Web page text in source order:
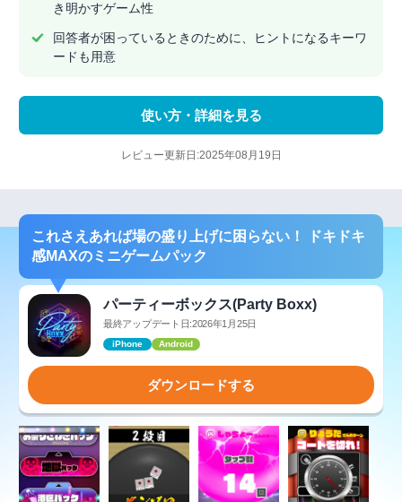
き明かすゲーム性
回答者が困っているときのために、ヒントになるキーワ
ードも用意
使い方・詳細を見る
レビュー更新日:2025年08月19日
これさえあれば場の盛り上げに困らない！ ドキドキ
感MAXのミニゲームパック
パーティーボックス(Party Boxx)
最終アップデート日:2026年1月25日
iPhone Android
ダウンロードする